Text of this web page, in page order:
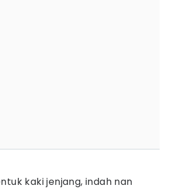
kaki jenjang, indah nan